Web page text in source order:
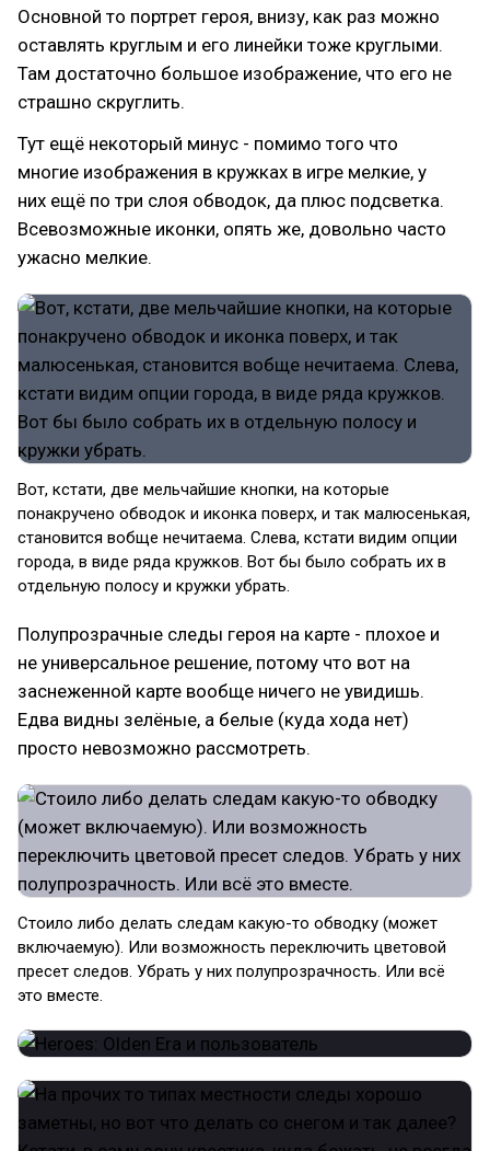
Основной то портрет героя, внизу, как раз можно
оставлять круглым и его линейки тоже круглыми.
Там достаточно большое изображение, что его не
страшно скруглить.
Тут ещё некоторый минус - помимо того что
многие изображения в кружках в игре мелкие, у
них ещё по три слоя обводок, да плюс подсветка.
Всевозможные иконки, опять же, довольно часто
ужасно мелкие.
Вот, кстати, две мельчайшие кнопки, на которые
понакручено обводок и иконка поверх, и так малюсенькая,
становится вобще нечитаема. Слева, кстати видим опции
города, в виде ряда кружков. Вот бы было собрать их в
отдельную полосу и кружки убрать.
Полупрозрачные следы героя на карте - плохое и
не универсальное решение, потому что вот на
заснеженной карте вообще ничего не увидишь.
Едва видны зелёные, а белые (куда хода нет)
просто невозможно рассмотреть.
Стоило либо делать следам какую-то обводку (может
включаемую). Или возможность переключить цветовой
пресет следов. Убрать у них полупрозрачность. Или всё
это вместе.